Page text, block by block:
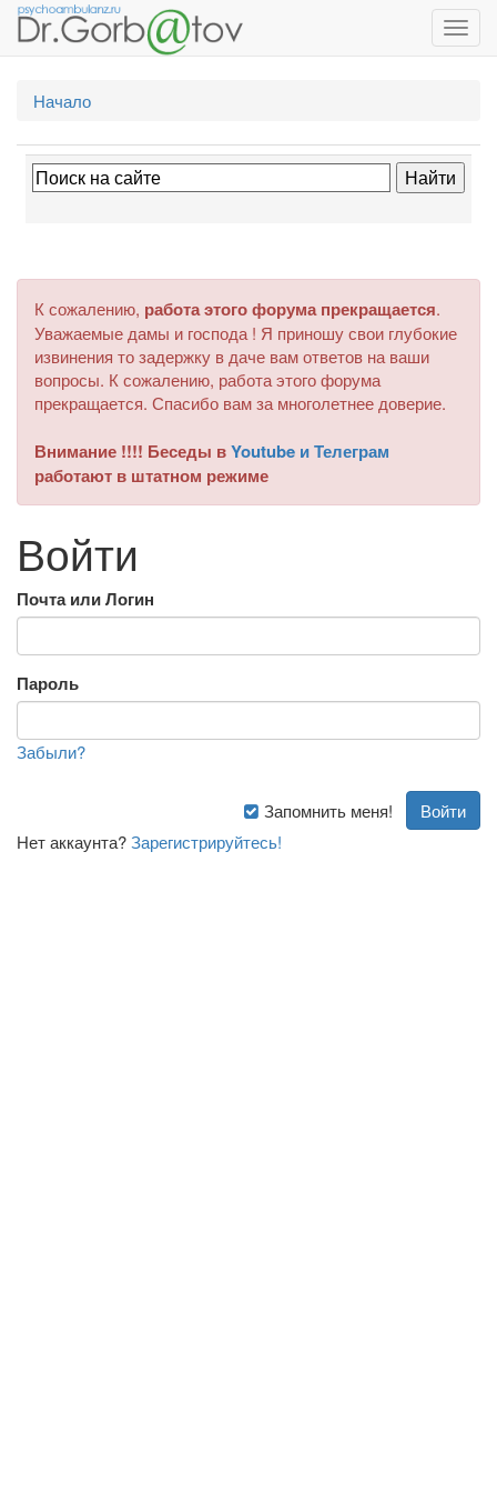
Начало
К сожалению, работа этого форума прекращается.
Уважаемые дамы и господа ! Я приношу свои глубокие
извинения то задержку в даче вам ответов на ваши
вопросы. К сожалению, работа этого форума
прекращается. Спасибо вам за многолетнее доверие.
Внимание !!!! Беседы вYoutube и Телеграм
работают в штатном режиме
Войти
Почта или Логин
Пароль
Забыли?
Запомнить меня!
Нет аккаунта?Зарегистрируйтесь!